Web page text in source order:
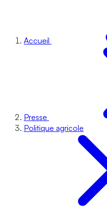
Accueil
Presse
Politique agricole